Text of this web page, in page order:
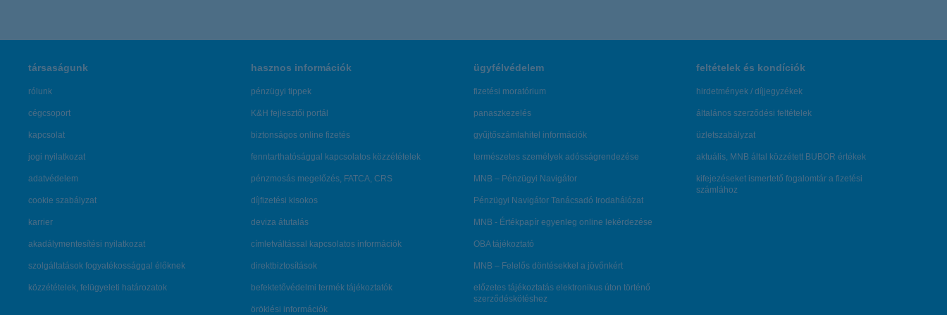
társaságunk
rólunk
cégcsoport
kapcsolat
jogi nyilatkozat
adatvédelem
cookie szabályzat
karrier
akadálymentesítési nyilatkozat
szolgáltatások fogyatékossággal élőknek
közzétételek, felügyeleti határozatok
hasznos információk
pénzügyi tippek
K&H fejlesztői portál
biztonságos online fizetés
fenntarthatósággal kapcsolatos közzétételek
pénzmosás megelőzés, FATCA, CRS
díjfizetési kisokos
deviza átutalás
címletváltással kapcsolatos információk
direktbiztosítások
befektetővédelmi termék tájékoztatók
öröklési információk
ügyfélvédelem
fizetési moratórium
panaszkezelés
gyűjtőszámlahitel információk
természetes személyek adósságrendezése
MNB – Pénzügyi Navigátor
Pénzügyi Navigátor Tanácsadó Irodahálózat
MNB - Értékpapír egyenleg online lekérdezése
OBA tájékoztató
MNB – Felelős döntésekkel a jövőnkért
előzetes tájékoztatás elektronikus úton történő
szerződéskötéshez
feltételek és kondíciók
hirdetmények / díjjegyzékek
általános szerződési feltételek
üzletszabályzat
aktuális, MNB által közzétett BUBOR értékek
kifejezéseket ismertető fogalomtár a fizetési
számlához